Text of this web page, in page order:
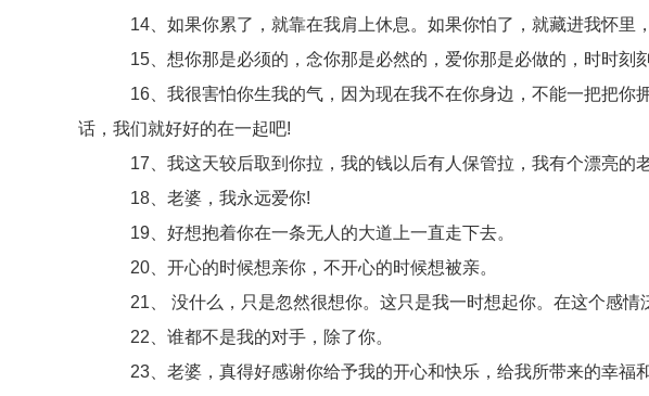
14、如果你累了，就靠在我肩上休息。如果你怕了，就藏进我怀里，
15、想你那是必须的，念你那是必然的，爱你那是必做的，时时刻
16、我很害怕你生我的气，因为现在我不在你身边，不能一把把你
话，我们就好好的在一起吧!
17、我这天较后取到你拉，我的钱以后有人保管拉，我有个漂亮的老
18、老婆，我永远爱你!
19、好想抱着你在一条无人的大道上一直走下去。
20、开心的时候想亲你，不开心的时候想被亲。
21、 没什么，只是忽然很想你。这只是我一时想起你。在这个感情
22、谁都不是我的对手，除了你。
23、老婆，真得好感谢你给予我的开心和快乐，给我所带来的幸福